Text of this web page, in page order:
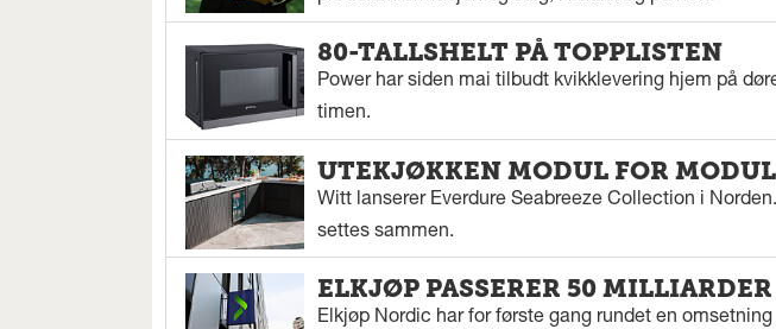
80-TALLSHELT PÅ TOPPLISTEN
Power har siden mai tilbudt kvikklevering hjem på
timen.
UTEKJØKKEN MODUL FOR MODUL
Witt lanserer Everdure Seabreeze Collection i
settes sammen.
ELKJØP PASSERER 50 MILLIARDER
Elkjøp Nordic har for første gang rundet en